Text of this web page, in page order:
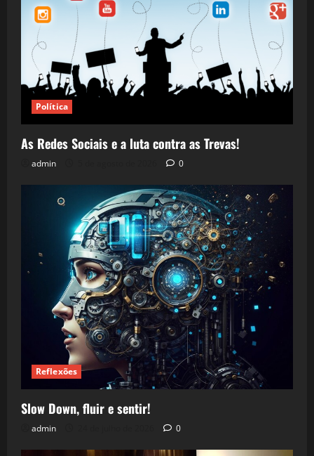
Política
As Redes Sociais e a luta contra as Trevas!
admin 0
Reflexões
Slow Down, fluir e sentir!
admin 0